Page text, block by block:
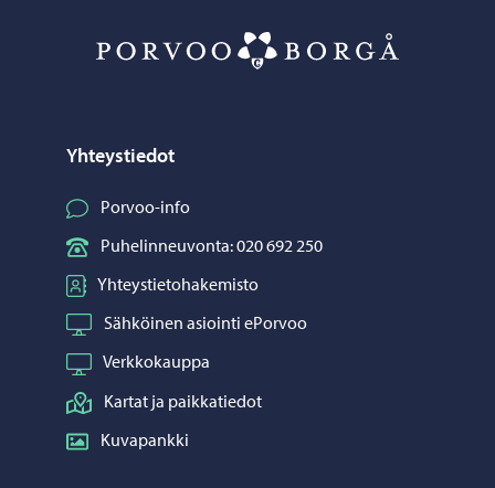
Yhteystiedot
Porvoo-info
Puhelinneuvonta: 020 692 250
Yhteystietohakemisto
Sähköinen asiointi ePorvoo
Verkkokauppa
Kartat ja paikkatiedot
Kuvapankki